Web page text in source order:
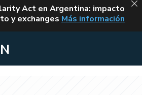
ALERTA
Act en Argentina: impacto
y exchanges CLARITY ACT EN
Más información